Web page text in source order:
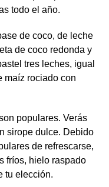
todo el año.
de coco, de leche
de coco redonda y
tres leches, igual
maíz rociado con
populares. Verás
sirope dulce. Debido
de refrescarse,
fríos, hielo raspado
tu elección.